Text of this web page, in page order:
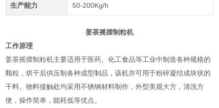
生产能力 50-200Kg/h
姜茶摇摆制粒机
工作原理
姜茶摇摆制粒机主要适用于医药、化工食品等工业中制造各种规格的
颗粒，烘干后供压制各种成型制品，该机亦可用于粉碎凝结成块状的
干料。物料接触处均采用不锈钢材料制作，外型美观大方，清洗方
便，操作简单，能耗低等优点。